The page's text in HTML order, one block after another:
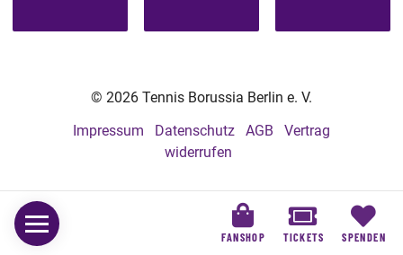
FANSHOP TICKETS SPENDEN
© 2026 Tennis Borussia Berlin e. V.
Impressum
Datenschutz AGB
Vertrag
widerrufen